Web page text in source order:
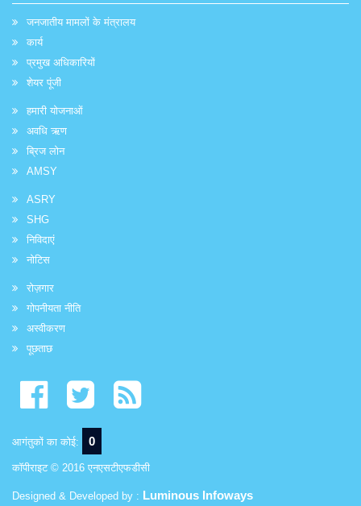
जनजातीय मामलों के मंत्रालय
कार्य
प्रमुख अधिकारियों
शेयर पूंजी
हमारी योजनाओं
अवधि ऋण
ब्रिज लोन
AMSY
ASRY
SHG
निविदाएं
नोटिस
रोज़गार
गोपनीयता नीति
अस्वीकरण
पूछताछ
आगंतुकों का कोई: 0
कॉपीराइट © 2016 एनएसटीएफडीसी
Designed & Developed by : Luminous Infoways